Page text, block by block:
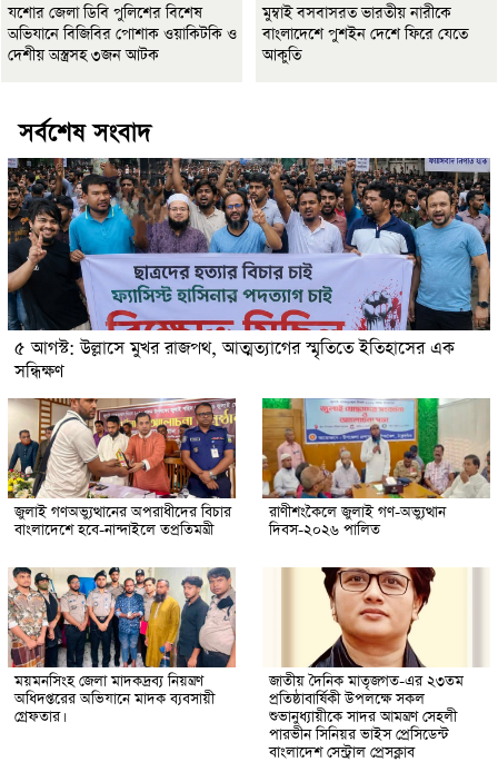
যশোর জেলা ডিবি পুলিশের বিশেষ
অভিযানে বিজিবির পোশাক ওয়াকিটকি ও
দেশীয় অস্ত্রসহ ৩জন আটক
মুম্বাই বসবাসরত ভারতীয় নারীকে
বাংলাদেশে পুশইন দেশে ফিরে যেতে
আকুতি
সর্বশেষ সংবাদ
৫ আগস্ট: উল্লাসে মুখর রাজপথ, আত্মত্যাগের স্মৃতিতে ইতিহাসের এক
সন্ধিক্ষণ
জুলাই গণঅভ্যুত্থানের অপরাধীদের বিচার
বাংলাদেশে হবে-নান্দাইলে তপ্রতিমন্ত্রী
রাণীশংকৈলে জুলাই গণ-অভ্যুত্থান
দিবস-২০২৬ পালিত
ময়মনসিংহ জেলা মাদকদ্রব্য নিয়ন্ত্রণ
অধিদপ্তরের অভিযানে মাদক ব্যবসায়ী
গ্রেফতার।
জাতীয় দৈনিক মাতৃজগত-এর ২৩তম
প্রতিষ্ঠাবার্ষিকী উপলক্ষে সকল
শুভানুধ্যায়ীকে সাদর আমন্ত্রণ সেহলী
পারভীন সিনিয়র ভাইস প্রেসিডেন্ট
বাংলাদেশ সেন্ট্রাল প্রেসক্লাব